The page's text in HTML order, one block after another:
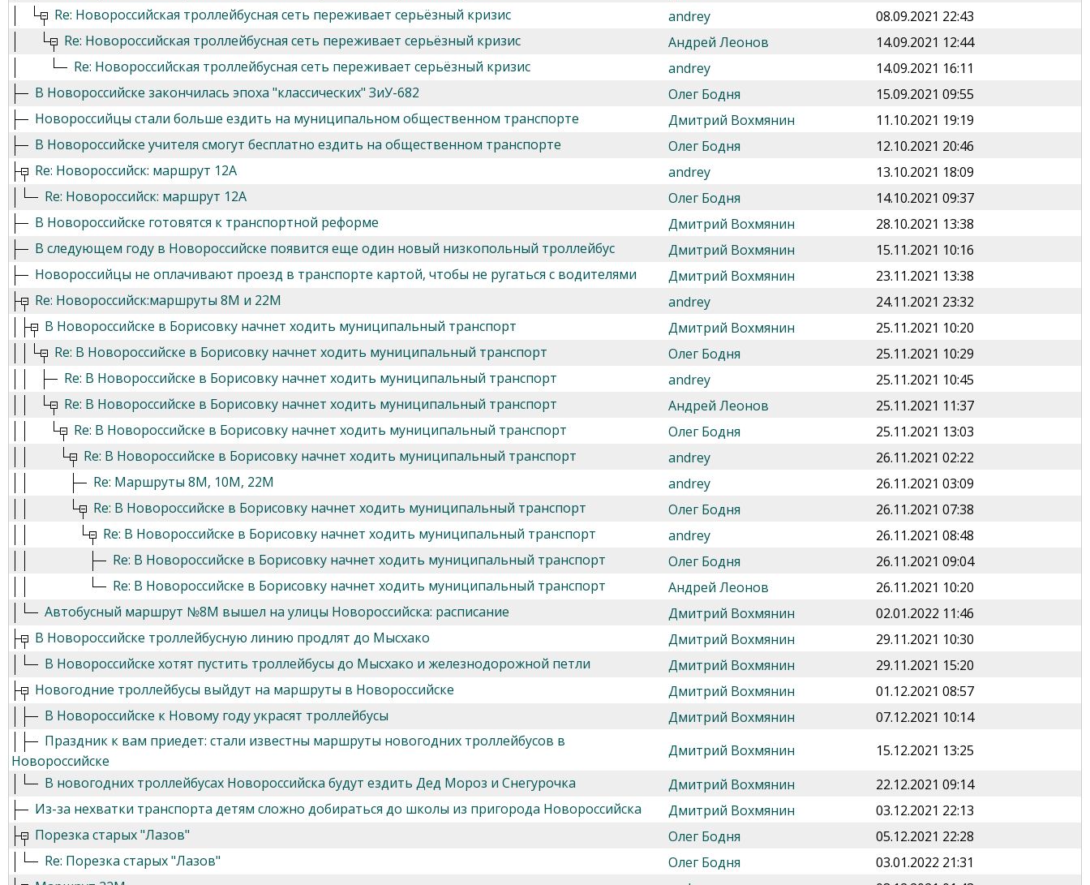
Re: Новороссийская троллейбусная сеть переживает серьёзный кризис
andrey
08.09.2021 22:43
Re: Новороссийская троллейбусная сеть переживает серьёзный кризис
Андрей Леонов
14.09.2021 12:44
Re: Новороссийская троллейбусная сеть переживает серьёзный кризис
andrey
14.09.2021 16:11
В Новороссийске закончилась эпоха "классических" ЗиУ-682
Олег Бодня
15.09.2021 09:55
Новороссийцы стали больше ездить на муниципальном общественном транспорте
Дмитрий Вохмянин
11.10.2021 19:19
В Новороссийске учителя смогут бесплатно ездить на общественном транспорте
Олег Бодня
12.10.2021 20:46
Re: Новороссийск: маршрут 12А
andrey
13.10.2021 18:09
Re: Новороссийск: маршрут 12А
Олег Бодня
14.10.2021 09:37
В Новороссийске готовятся к транспортной реформе
Дмитрий Вохмянин
28.10.2021 13:38
В следующем году в Новороссийске появится еще один новый низкопольный троллейбус
Дмитрий Вохмянин
15.11.2021 10:16
Новороссийцы не оплачивают проезд в транспорте картой, чтобы не ругаться с водителями
Дмитрий Вохмянин
23.11.2021 13:38
Re: Новороссийск:маршруты 8М и 22М
andrey
24.11.2021 23:32
В Новороссийске в Борисовку начнет ходить муниципальный транспорт
Дмитрий Вохмянин
25.11.2021 10:20
Re: В Новороссийске в Борисовку начнет ходить муниципальный транспорт
Олег Бодня
25.11.2021 10:29
Re: В Новороссийске в Борисовку начнет ходить муниципальный транспорт
andrey
25.11.2021 10:45
Re: В Новороссийске в Борисовку начнет ходить муниципальный транспорт
Андрей Леонов
25.11.2021 11:37
Re: В Новороссийске в Борисовку начнет ходить муниципальный транспорт
Олег Бодня
25.11.2021 13:03
Re: В Новороссийске в Борисовку начнет ходить муниципальный транспорт
andrey
26.11.2021 02:22
Re: Маршруты 8М, 10М, 22М
andrey
26.11.2021 03:09
Re: В Новороссийске в Борисовку начнет ходить муниципальный транспорт
Олег Бодня
26.11.2021 07:38
Re: В Новороссийске в Борисовку начнет ходить муниципальный транспорт
andrey
26.11.2021 08:48
Re: В Новороссийске в Борисовку начнет ходить муниципальный транспорт
Олег Бодня
26.11.2021 09:04
Re: В Новороссийске в Борисовку начнет ходить муниципальный транспорт
Андрей Леонов
26.11.2021 10:20
Автобусный маршрут №8М вышел на улицы Новороссийска: расписание
Дмитрий Вохмянин
02.01.2022 11:46
В Новороссийске троллейбусную линию продлят до Мысхако
Дмитрий Вохмянин
29.11.2021 10:30
В Новороссийске хотят пустить троллейбусы до Мысхако и железнодорожной петли
Дмитрий Вохмянин
29.11.2021 15:20
Новогодние троллейбусы выйдут на маршруты в Новороссийске
Дмитрий Вохмянин
01.12.2021 08:57
В Новороссийске к Новому году украсят троллейбусы
Дмитрий Вохмянин
07.12.2021 10:14
Праздник к вам приедет: стали известны маршруты новогодних троллейбусов в
Новороссийске
Дмитрий Вохмянин
15.12.2021 13:25
В новогодних троллейбусах Новороссийска будут ездить Дед Мороз и Снегурочка
Дмитрий Вохмянин
22.12.2021 09:14
Из-за нехватки транспорта детям сложно добираться до школы из пригорода Новороссийска
Дмитрий Вохмянин
03.12.2021 22:13
Порезка старых "Лазов"
Олег Бодня
05.12.2021 22:28
Re: Порезка старых "Лазов"
Олег Бодня
03.01.2022 21:31